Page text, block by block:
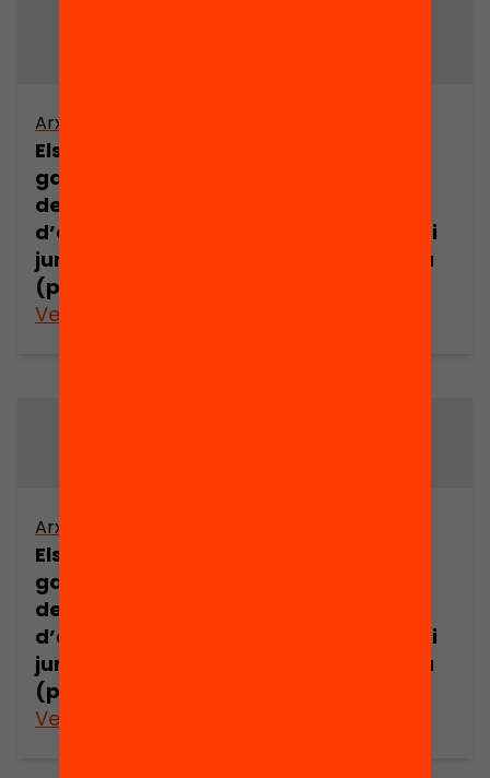
Arxiu
Els drets i les
garanties dels
demandants
d’asil en l’espai
jurídic europeu
(part 3)
Veure’n més
d’asil en l’espai
jurídic europeu
Arxiu
Els drets i les
garanties dels
demandants
d’asil en l’espai
jurídic europeu
(part 5)
Veure’n més
d’asil en l’espai
jurídic europeu